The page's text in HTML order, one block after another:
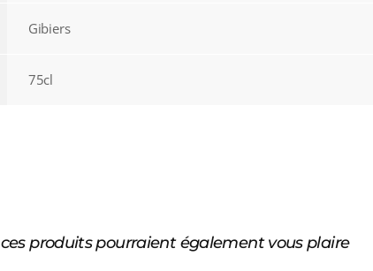
Gibiers
75cl
ces produits pourraient également vous plaire